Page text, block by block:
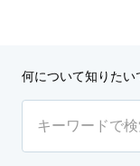
何について知りたい